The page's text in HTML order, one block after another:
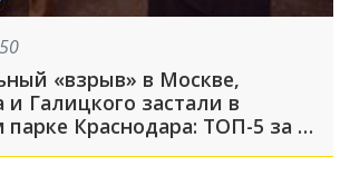
«взрыв» в Москве,
Галицкого застали в
Краснодара: ТОП-5 за 7